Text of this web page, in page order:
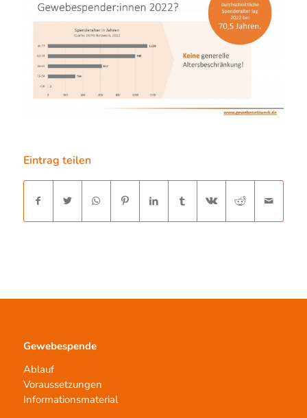
Eintrag teilen
Gewebespende
Ablauf
Voraussetzungen
Informationsmaterial